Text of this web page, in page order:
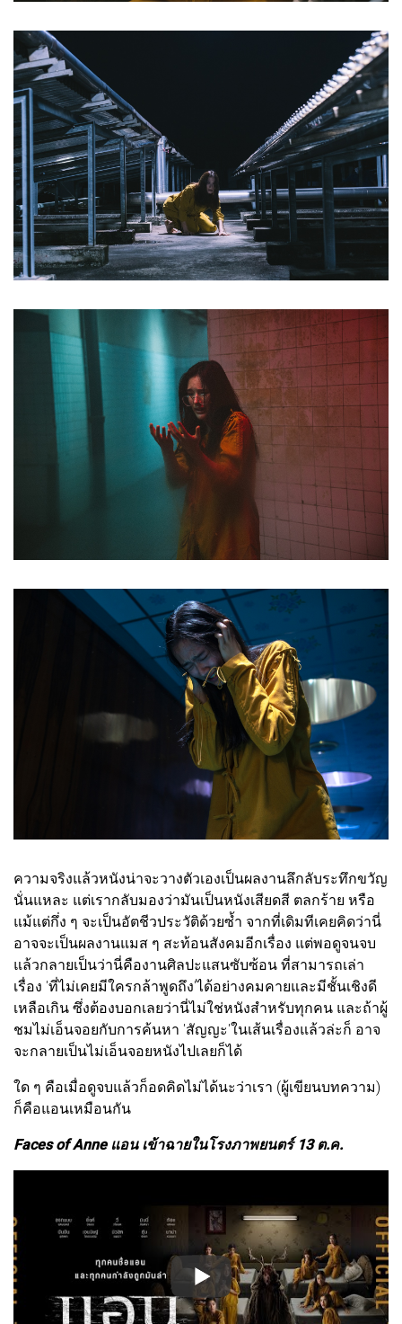
ความจริงแล้วหนังน่าจะวางตัวเองเป็นผลงานลึกลับระทึกขวัญ
นั่นแหละ แต่เรากลับมองว่ามันเป็นหนังเสียดสี ตลกร้าย หรือ
แม้แต่กึ่ง ๆ จะเป็นอัตชีวประวัติด้วยซ้ำ จากที่เดิมทีเคยคิดว่านี่
อาจจะเป็นผลงานแมส ๆ สะท้อนสังคมอีกเรื่อง แต่พอดูจนจบ
แล้วกลายเป็นว่านี่คืองานศิลปะแสนซับซ้อน ที่สามารถเล่า
เรื่อง 'ที่ไม่เคยมีใครกล้าพูดถึง'ได้อย่างคมคายและมีชั้นเชิงดี
เหลือเกิน ซึ่งต้องบอกเลยว่านี่ไม่ใช่หนังสำหรับทุกคน และถ้าผู้
ชมไม่เอ็นจอยกับการค้นหา 'สัญญะ'ในเส้นเรื่องแล้วล่ะก็ อาจ
จะกลายเป็นไม่เอ็นจอยหนังไปเลยก็ได้
ใด ๆ คือเมื่อดูจบแล้วก็อดคิดไม่ได้นะว่าเรา (ผู้เขียนบทความ)
ก็คือแอนเหมือนกัน
Faces of Anne แอน เข้าฉายในโรงภาพยนตร์ 13 ต.ค.